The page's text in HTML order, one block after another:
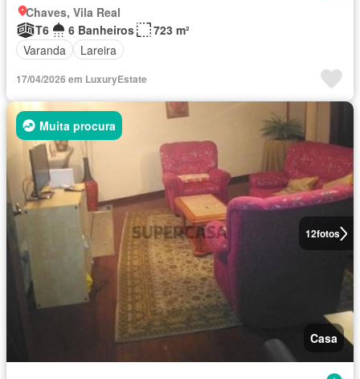
Chaves, Vila Real
T6
6 Banheiros
723 m²
Varanda
Lareira
17/04/2026 em LuxuryEstate
12fotos
Muita procura
Casa